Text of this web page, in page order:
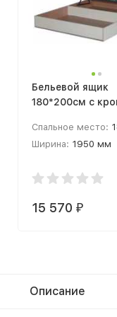
Бельевой ящик
180*200см с
подъемным
(140/200 см)
Спальное место:
Ширина: 1950 мм
15 570 ₽
Описание